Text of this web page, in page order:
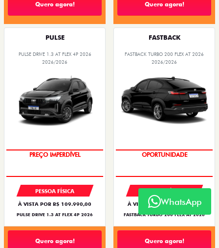
Quero agora! Quero agora!
PULSE
PULSE DRIVE 1.3 AT FLEX 4P 2026
2026/2026
BARATO DO BRASIL
PESSOA FÍSICA
À VISTA POR R$ 109.990,00
PULSE DRIVE 1.3 AT FLEX 4P 2026
Quero agora!
FASTBACK
FASTBACK TURBO 200 FLEX AT 2026
2026/2026
OPORTUNIDADE
À VISTA POR R$ 119.990,00
FASTBACK TURBO 200 FLEX AT 2026
Quero agora!
WhatsApp